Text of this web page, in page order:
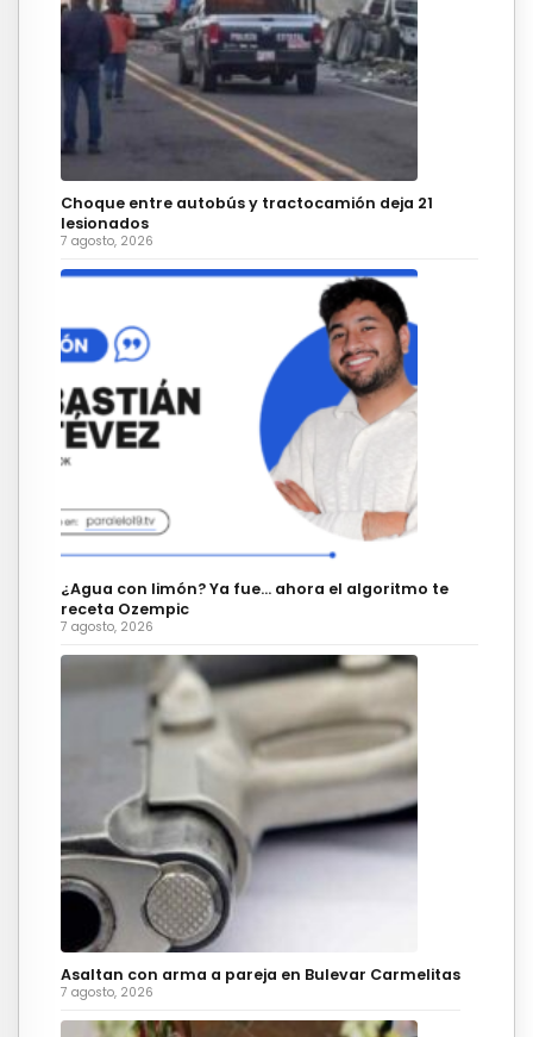
Choque entre autobús y tractocamión deja 21
lesionados
7 agosto, 2026
¿Agua con limón? Ya fue… ahora el algoritmo te
receta Ozempic
7 agosto, 2026
Asaltan con arma a pareja en Bulevar Carmelitas
7 agosto, 2026